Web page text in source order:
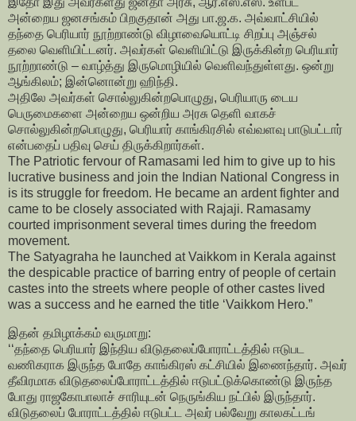
அன்றைய ஜனசங்கம் பிறகுதான் அது பா.ஜ.க. அவ்வாட்சியில்
தந்தை பெரியார் நூற்றாண்டு விழாவையொட்டி சிறப்பு அஞ்சல்
தலை வெளியிட்டனர். அவர்கள் வெளியிட்டு இருக்கின்ற பெரியார்
நூற்றாண்டு – வாழ்த்து இருமொழியில் வெளிவந்துள்ளது. ஒன்று
ஆங்கிலம்; இன்னொன்று ஹிந்தி.
அதிலே அவர்கள் சொல்லுகின்றபொழுது, பெரியாரு டைய
பெருமைகளை அன்றைய ஒன்றிய அரசு தெளி வாகச்
சொல்லுகின்றபொழுது, பெரியார் காங்கிரசில் எவ்வளவு பாடுபட்டார்
என்பதைப் பதிவு செய் திருக்கிறார்கள்.
The Patriotic fervour of Ramasami led him to give up to his
lucrative business and join the Indian National Congress in
is its struggle for freedom. He became an ardent fighter and
came to be closely associated with Rajaji. Ramasamy
courted imprisonment several times during the freedom
movement.
The Satyagraha he launched at Vaikkom in Kerala against
the despicable practice of barring entry of people of certain
castes into the streets where people of other castes lived
was a success and he earned the title ‘Vaikkom Hero.”
இதன் தமிழாக்கம் வருமாறு:
‘‘தந்தை பெரியார் இந்திய விடுதலைப்போராட்டத்தில் ஈடுபட
வணிகராக இருந்த போதே காங்கிரஸ் கட்சியில் இணைந்தார். அவர்
தீவிரமாக விடுதலைப்போராட்டத்தில் ஈடுபட்டுக்கொண்டு இருந்த
போது ராஜகோபாலாச் சாரியுடன் நெருங்கிய நட்பில் இருந்தார்.
விடுதலைப் போராட்டத்தில் ஈடுபட்ட அவர் பல்வேறு காலகட்டங்